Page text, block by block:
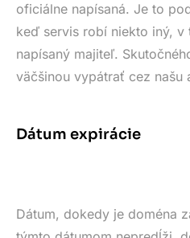
oficiálne napísaná. Je to
keď servis robí niekto iný, v
napísaný majiteľ.
väčšinou vypátrať cez našu
Dátum expirácie
Dátum, dokedy je doména